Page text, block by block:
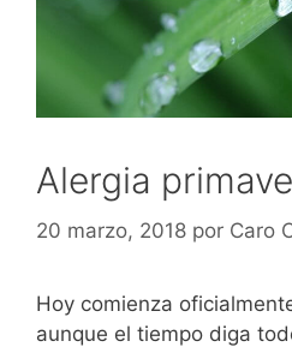
Alergia
20 marzo, 2018 por Caro
Hoy comienza
aunque el tiempo diga